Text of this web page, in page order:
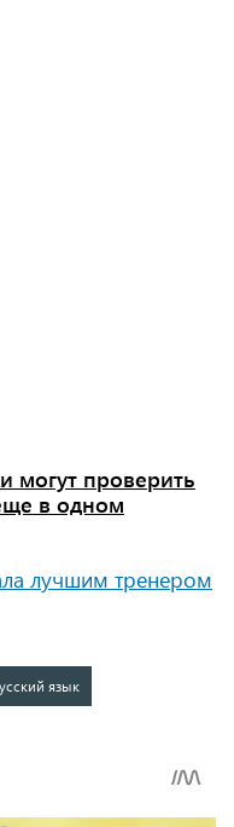
могут проверить
в одном
лучшим тренером
язык